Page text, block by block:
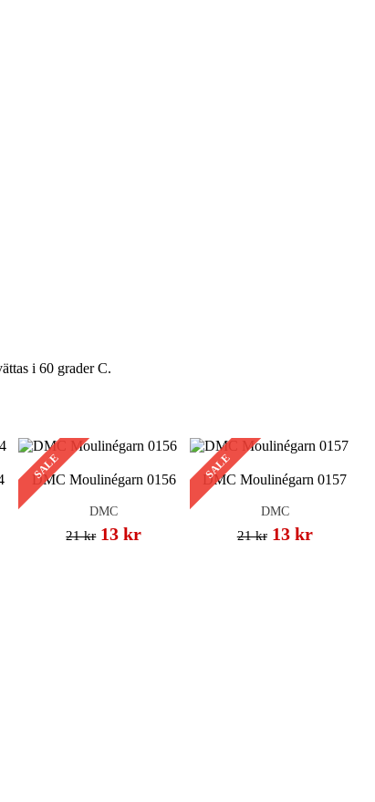
i 60 grader C.
SALE
DMC Moulinégarn 0156
DMC
21 kr 13 kr
SALE
DMC Moulinégarn 0157
DMC
21 kr 13 kr